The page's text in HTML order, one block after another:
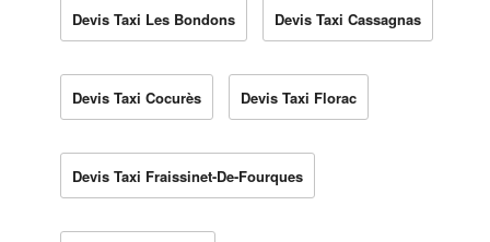
Devis Taxi Les Bondons Devis Taxi Cassagnas
Devis Taxi Cocurès Devis Taxi Florac
Devis Taxi Fraissinet-De-Fourques